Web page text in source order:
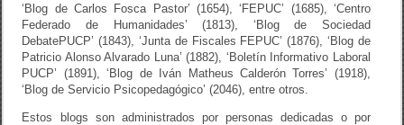
‘Blog de Carlos Fosca Pastor’ (1654), ‘FEPUC’ (1685), ‘Centro
Federado de Humanidades’ (1813), ‘Blog de Sociedad
DebatePUCP’ (1843), ‘Junta de Fiscales FEPUC’ (1876), ‘Blog de
Patricio Alonso Alvarado Luna’ (1882), ‘Boletín Informativo Laboral
PUCP’ (1891), ‘Blog de Iván Matheus Calderón Torres’ (1918),
‘Blog de Servicio Psicopedagógico’ (2046), entre otros.
Estos blogs son administrados por personas dedicadas o por